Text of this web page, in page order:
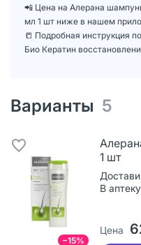
📲 Цена на Алерана
мл 1 шт ниже в нашем
📒 Подробная инструкция
Био Кератин
Варианты 5
−15%
1 шт
В
Цена